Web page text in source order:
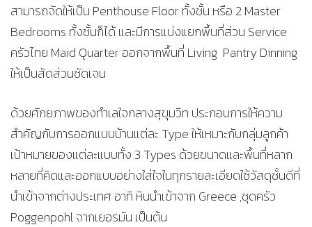
สามารถจัดให้เป็น Penthouse Floor ทั้งชั้น หรือ 2 Master
Bedrooms ทั้งชั้นก็ได้ และมีการแบ่งแยกพื้นที่ส่วน Service
ครัวไทย Maid Quarter ออกจากพื้นที่ Living Pantry Dinning
ให้เป็นสัดส่วนชัดเจน
ด้วยศักยภาพของทำเลใจกลางสุขุมวิท ประกอบการให้ความ
สำคัญกับการออกแบบบ้านแต่ละ Type ให้เหมาะกับกลุ่มลูกค้า
เป้าหมายของแต่ละแบบทั้ง 3 Types ด้วยขนาดและพื้นที่หลาก
หลายที่คิดและออกแบบอย่างใส่ใจในทุกรายละเอียดใช้วัสดุชั้นดีที่
นำเข้าจากต่างประเทศ อาทิ หินนำเข้าจาก Greece ,ชุดครัว
Poggenpohl จากเยอรมัน เป็นต้น